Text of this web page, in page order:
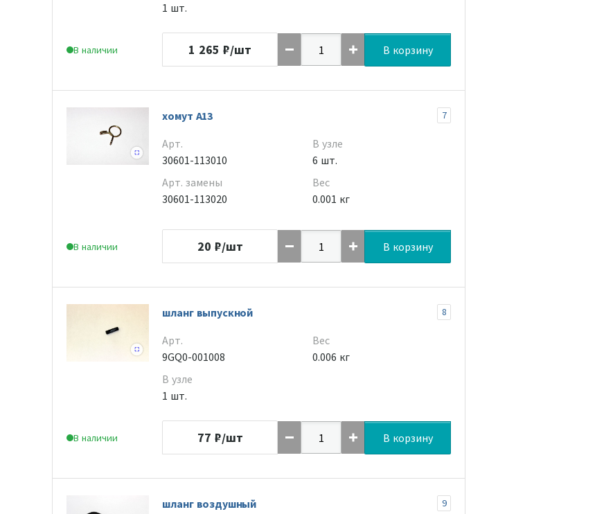
В наличии
1 шт.
1 265 ₽/шт В корзину
В наличии
хомут А13 7
Арт.
30601-113010
Арт. замены
30601-113020
В узле
6 шт.
Вес
0.001 кг
20 ₽/шт В корзину
В наличии
шланг выпускной 8
Арт.
9GQ0-001008
В узле
1 шт.
Вес
0.006 кг
77 ₽/шт В корзину
шланг воздушный 9